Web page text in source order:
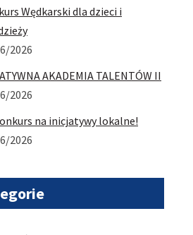
Wędkarski dla dzieci i
2026
AKADEMIA TALENTÓW II
2026
na inicjatywy lokalne!
2026